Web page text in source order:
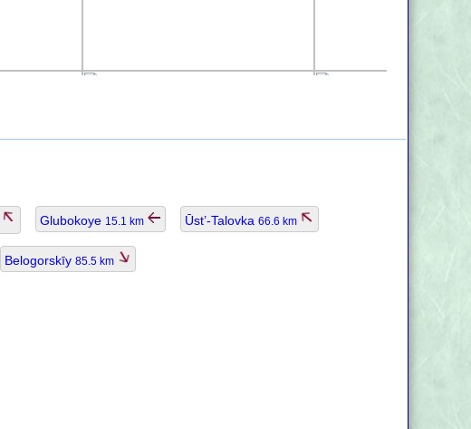
Glubokoye 15.1 km Ūst’-Talovka 66.6 km
Belogorskīy 85.5 km